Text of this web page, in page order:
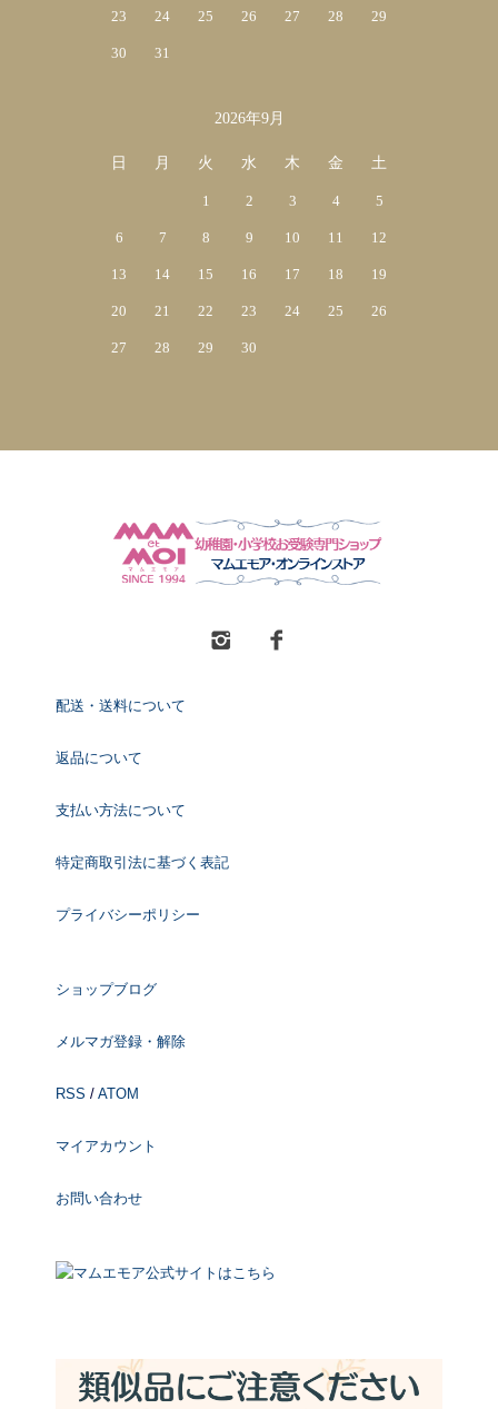
23 24 25 26 27 28 29
30 31
2026年9月
日 月 火 水 木 金 土
1 2 3 4 5
6 7 8 9 10 11 12
13 14 15 16 17 18 19
20 21 22 23 24 25 26
27 28 29 30
配送・送料について
返品について
支払い方法について
特定商取引法に基づく表記
プライバシーポリシー
ショップブログ
メルマガ登録・解除
RSS / ATOM
マイアカウント
お問い合わせ
マムエモア公式サイトはこちら